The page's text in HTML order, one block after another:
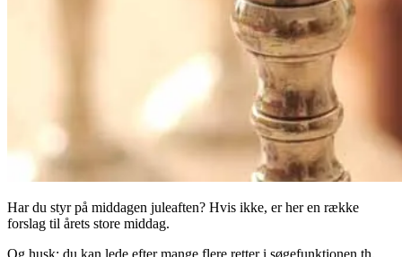
Har du styr på middagen juleaften? Hvis ikke, er her en række
forslag til årets store middag.
Og husk: du kan lede efter mange flere retter i søgefunktionen th.